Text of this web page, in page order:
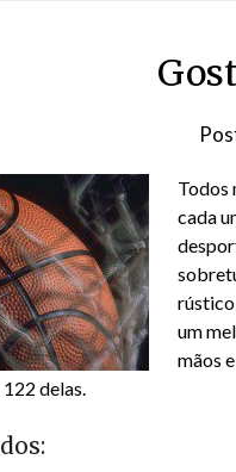
Todos
cada
um
mãos
delas.